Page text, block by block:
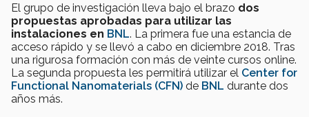
El grupo de investigación lleva bajo el brazo dos
propuestas aprobadas para utilizar las
instalaciones en BNL. La primera fue una estancia de
acceso rápido y se llevó a cabo en diciembre 2018. Tras
una rigurosa formación con más de veinte cursos online.
La segunda propuesta les permitirá utilizar el Center for
Functional Nanomaterials (CFN) de BNL durante dos
años más.